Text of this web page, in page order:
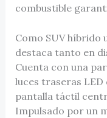
combustible
Como SUV híbrido
destaca tanto en
Cuenta con una
luces traseras
pantalla táctil
Impulsado por un